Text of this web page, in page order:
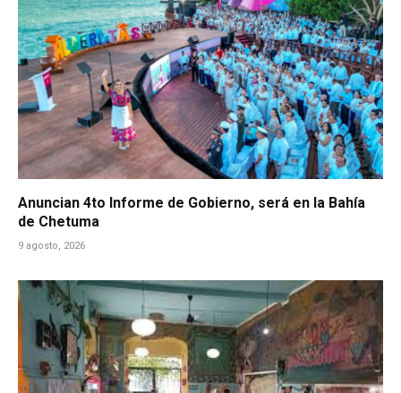
Anuncian 4to Informe de Gobierno, será en la Bahía
de Chetuma
9 agosto, 2026